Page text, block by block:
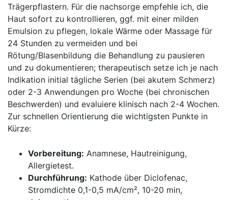
Trägerpflastern. Für die nachsorge empfehle ich, die​
Haut ‌sofort ⁢zu ‍kontrollieren, ggf. mit einer ‍milden
Emulsion zu pflegen, lokale Wärme ‌oder Massage für⁤
24 Stunden zu vermeiden und‌ bei
Rötung/Blasenbildung ‍die Behandlung zu pausieren‍
und zu dokumentieren; therapeutisch setze ich je nach
Indikation initial⁣ tägliche Serien ​(bei akutem Schmerz)
‍oder 2-3 Anwendungen pro Woche (bei chronischen
Beschwerden) und evaluiere klinisch nach 2-4 Wochen.
Zur schnellen Orientierung die wichtigsten Punkte in
Kürze:
Vorbereitung: Anamnese, Hautreinigung,
Allergietest.
Durchführung: Kathode über ‌Diclofenac,
Stromdichte 0,1-0,5 mA/cm², 10-20 min,